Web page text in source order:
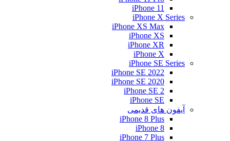
iPhone 11
iPhone X Series
iPhone XS Max
iPhone XS
iPhone XR
iPhone X
iPhone SE Series
iPhone SE 2022
iPhone SE 2020
iPhone SE 2
iPhone SE
آیفون های قدیمی
iPhone 8 Plus
iPhone 8
iPhone 7 Plus